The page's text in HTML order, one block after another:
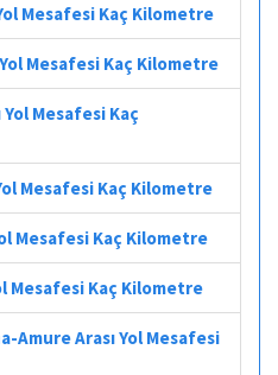
Mesafesi Kaç Kilometre
Mesafesi Kaç Kilometre
Mesafesi Kaç
Mesafesi Kaç Kilometre
Mesafesi Kaç Kilometre
Mesafesi Kaç Kilometre
Amure Arası Yol Mesafesi